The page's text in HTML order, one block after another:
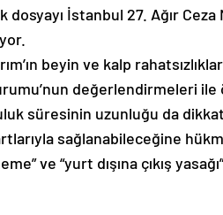
İstanbul 27. Ağır Ceza
beyin ve kalp
değerlendirmeleri
süresinin uzunluğu da
sağlanabileceğine
ve “yurt dışına çıkış